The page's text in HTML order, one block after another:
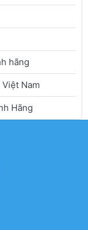
hãng
Nam
Hãng